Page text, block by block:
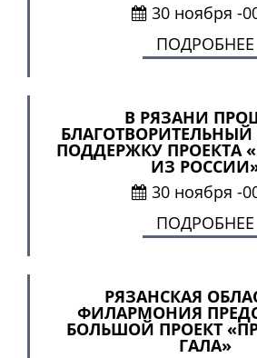
30 ноября -
ПОДРОБНЕЕ
В РЯЗАНИ
БЛАГОТВОРИТЕЛЬНЫЙ
ПОДДЕРЖКУ ПРОЕКТА
ИЗ
30 ноября -
ПОДРОБНЕЕ
РЯЗАНСКАЯ
ФИЛАРМОНИЯ
БОЛЬШОЙ ПРОЕКТ
ГАЛА»